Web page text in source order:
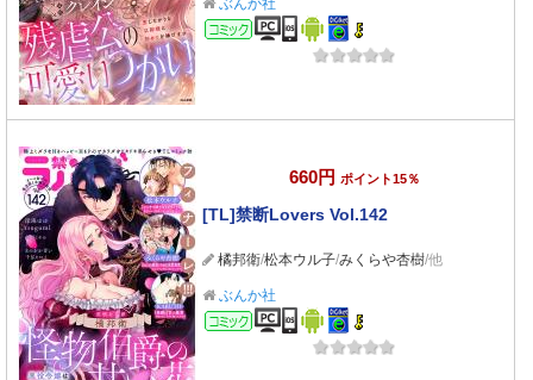
ぶんか社
コミック
660円 ポイント15％
[TL]禁断Lovers Vol.142
橘邦衛/松本ウル子/みくらや杏樹/他
ぶんか社
コミック